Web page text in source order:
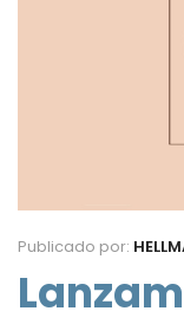
Publicado por: